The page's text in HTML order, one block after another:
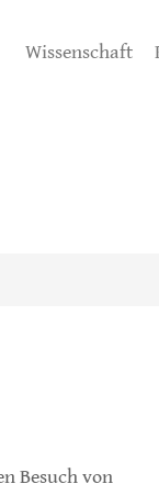
Wissenschaft
Besuch von